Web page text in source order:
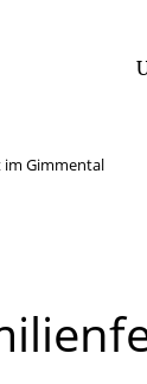
im Gimmental